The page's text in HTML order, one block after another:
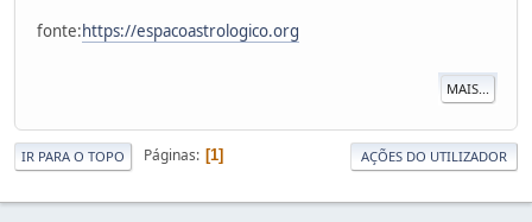
fonte:https://espacoastrologico.org
MAIS...
IR PARA O TOPO Páginas 1 AÇÕES DO UTILIZADOR